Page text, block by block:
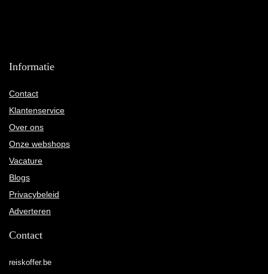
Informatie
Contact
Klantenservice
Over ons
Onze webshops
Vacature
Blogs
Privacybeleid
Adverteren
Contact
reiskoffer.be